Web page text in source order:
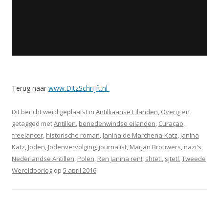
Terug naar www.DitzSchrijft.nl
Dit bericht werd geplaatst in Antilliaanse Eilanden, Overig en
getagged metAntillen, benedenwindse eilanden, Curaçao,
freelancer, historische roman, Janina de Marchena-Katz, Janina
Katz, Joden, Jodenvervolging, journalist, Marjan Brouwers, nazi's,
Nederlandse Antillen, Polen, Ren Janina ren!, shtetl, sjtetl,Tweede
Wereldoorlog op 5 april 2016.